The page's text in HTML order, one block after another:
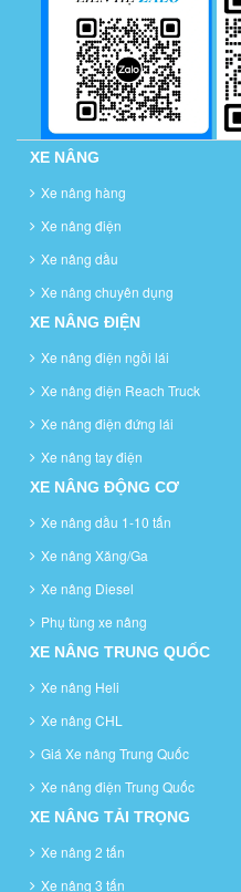
XE NÂNG
Xe nâng hàng
Xe nâng điện
Xe nâng dầu
Xe nâng chuyên dụng
XE NÂNG ĐIỆN
Xe nâng điện ngồi lái
Xe nâng điện Reach Truck
Xe nâng điện đứng lái
Xe nâng tay điện
XE NÂNG ĐỘNG CƠ
Xe nâng dầu 1-10 tấn
Xe nâng Xăng/Ga
Xe nâng Diesel
Phụ tùng xe nâng
XE NÂNG TRUNG QUỐC
Xe nâng Heli
Xe nâng CHL
Giá Xe nâng Trung Quốc
Xe nâng điện Trung Quốc
XE NÂNG TẢI TRỌNG
Xe nâng 2 tấn
Xe nâng 3 tấn